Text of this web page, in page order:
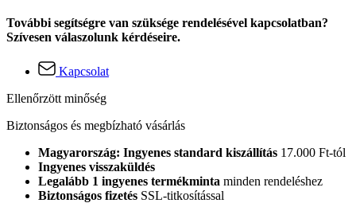
További segítségre van szüksége rendelésével kapcsolatban?
Szívesen válaszolunk kérdéseire.
Kapcsolat
Ellenőrzött minőség
Biztonságos és megbízható vásárlás
Magyarország: Ingyenes standard kiszállítás 17.000 Ft-tól
Ingyenes visszaküldés
Legalább 1 ingyenes termékminta minden rendeléshez
Biztonságos fizetés SSL-titkosítással